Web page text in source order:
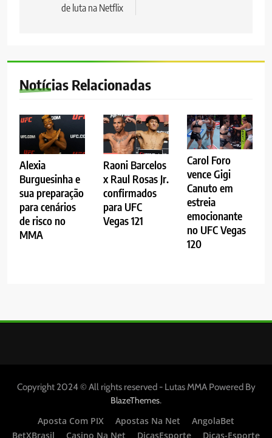
de luta na Netflix
Notícias Relacionadas
Alexia
Burguesinha e
sua preparação
para cenários
de risco no
MMA
Raoni Barcelos
x Raul Rosas Jr.
confirmados
para UFC
Vegas 121
Carol Foro
vence Gigi
Canuto em
estreia
emocionante
no UFC Vegas
120
Copyright 2024 © All rights reserved - Lutas MMA Powered By
BlazeThemes.
Aposta Com PIX
Apostas Na Net
AngolaBet
BetXBrasil
Casino Na Net DicasEsporte Dicas-Esporte